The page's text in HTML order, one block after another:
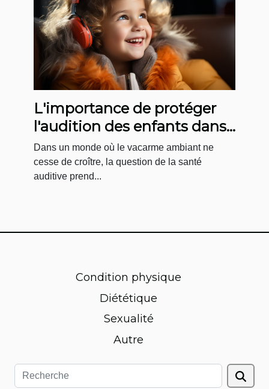
L'importance de protéger
l'audition des enfants dans
des environnements
bruyants
Dans un monde où le vacarme ambiant ne
cesse de croître, la question de la santé
auditive prend...
Condition physique
Diététique
Sexualité
Autre